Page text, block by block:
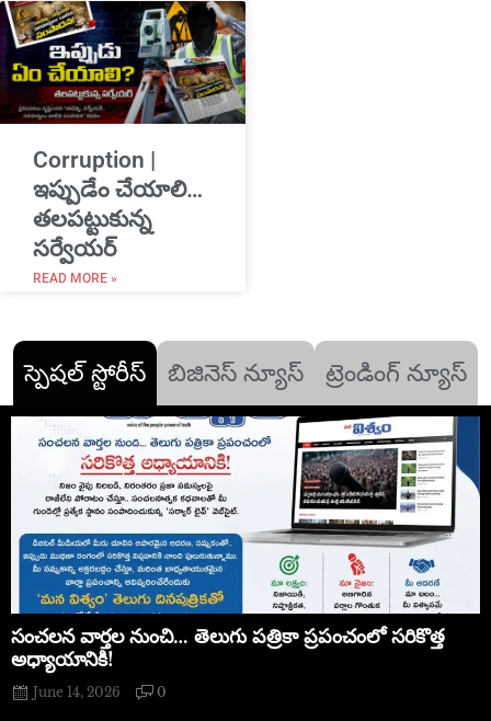
Corruption |
ఇప్పుడేం చేయాలి…
తలపట్టుకున్న
సర్వేయర్
READ MORE »
స్పెషల్ స్టోరీస్ బిజినెస్ న్యూస్ ట్రెండింగ్ న్యూస్
సంచలన వార్తల నుంచి… తెలుగు పత్రికా ప్రపంచంలో సరికొత్త
అధ్యాయానికి!
June 14, 2026 0